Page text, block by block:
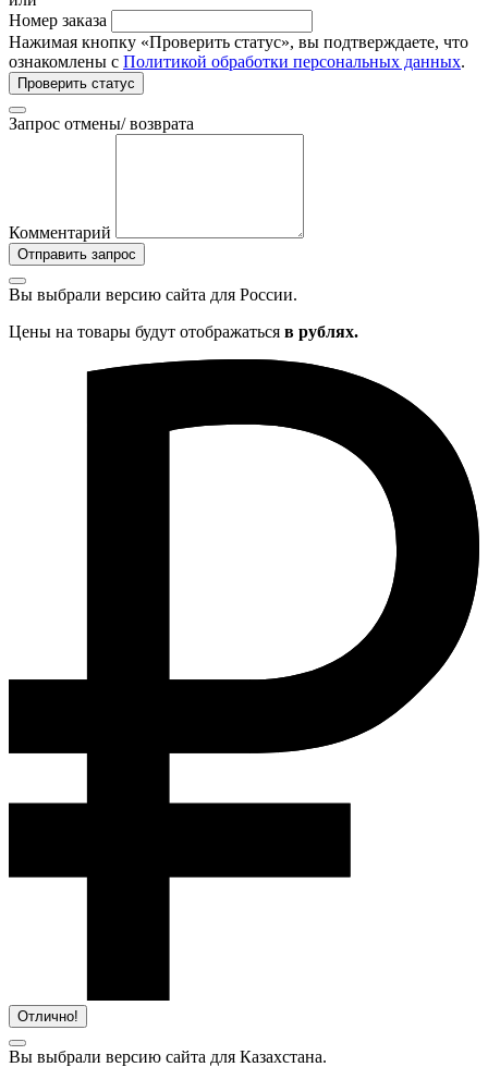
Номер заказа
Нажимая кнопку «Проверить статус», вы подтверждаете, что
ознакомлены с Политикой обработки персональных данных.
Проверить статус
Запрос отмены/ возврата
Комментарий
Отправить запрос
Вы выбрали версию сайта для России.
Цены на товары будут отображаться в рублях.
Отлично!
Вы выбрали версию сайта для Казахстана.